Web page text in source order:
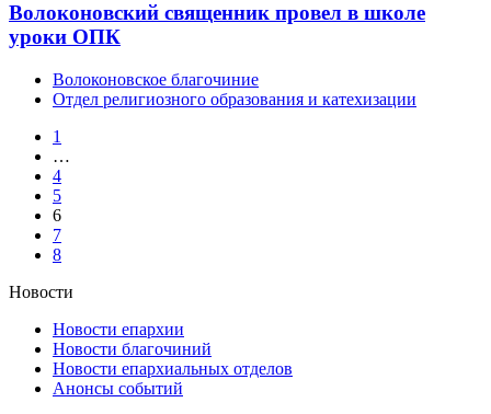
Волоконовский священник провел в школе
уроки ОПК
Волоконовское благочиние
Отдел религиозного образования и катехизации
1
…
4
5
6
7
8
Новости
Новости епархии
Новости благочиний
Новости епархиальных отделов
Анонсы событий